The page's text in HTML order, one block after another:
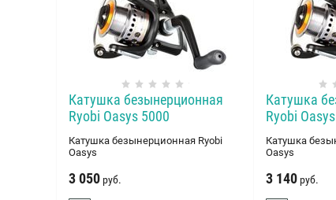
Катушка безынерционная
Ryobi Oasys 5000
Катушка безынерционная Ryobi
Oasys
3 050 руб.
Катушка
Ryobi
Катушка
Oasys
3 140 руб.